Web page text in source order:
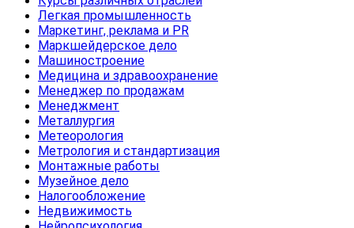
Легкая промышленность
Маркетинг, реклама и PR
Маркшейдерское дело
Машиностроение
Медицина и здравоохранение
Менеджер по продажам
Менеджмент
Металлургия
Метеорология
Метрология и стандартизация
Монтажные работы
Музейное дело
Налогообложение
Недвижимость